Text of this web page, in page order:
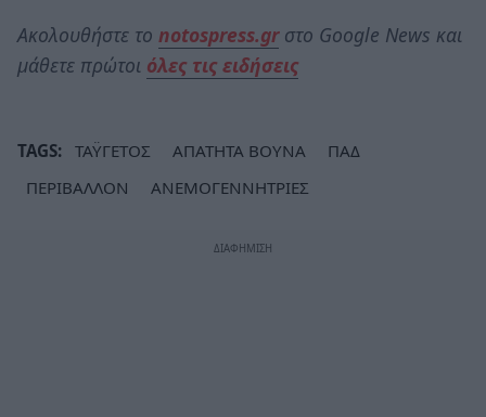
Ακολουθήστε το notospress.grστο Google News και
μάθετε πρώτοι όλες τις ειδήσεις
TAGS: ΤΑΫΓΕΤΟΣ ΑΠΑΤΗΤΑ ΒΟΥΝΑ
ΠΑΔ
ΠΕΡΙΒΑΛΛΟΝ
ΑΝΕΜΟΓΕΝΝΗΤΡΙΕΣ